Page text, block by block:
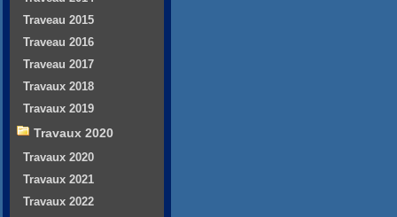
Traveau 2015
Traveau 2016
Traveau 2017
Travaux 2018
Travaux 2019
Travaux 2020
Travaux 2020
Travaux 2021
Travaux 2022